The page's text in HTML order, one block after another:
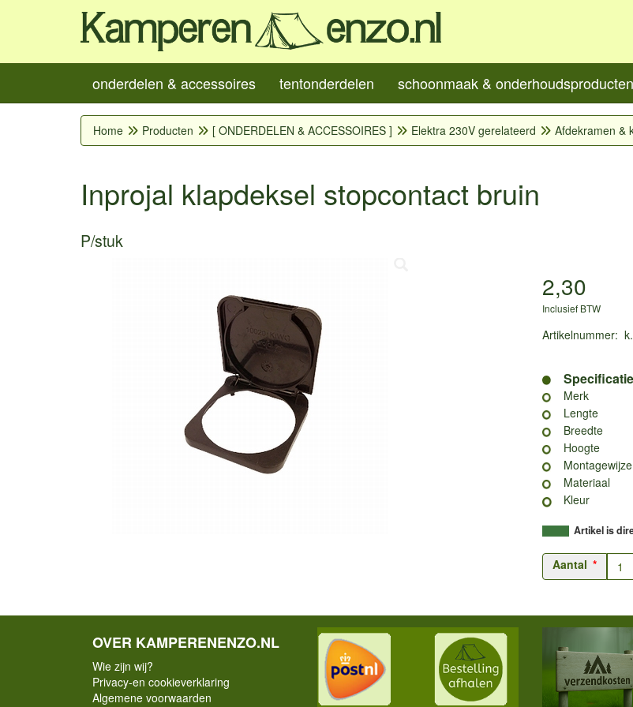
onderdelen & accessoires tentonderdelen schoonmaak & onderhoudsproducten
Home Producten [ ONDERDELEN & ACCESSOIRES ] Elektra 230V gerelateerd Afdekramen &
Inprojal klapdeksel stopcontact bruin
P/stuk
2,30
Inclusief BTW
Artikelnummer:
Merk
Lengte
Breedte
Hoogte
Montagewijze
Materiaal
Kleur
Artikel is
Aantal
OVER KAMPERENENZO.NL
Wie zijn wij?
Privacy-en cookieverklaring
Algemene voorwaarden